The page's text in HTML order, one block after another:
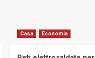
Casa Economia